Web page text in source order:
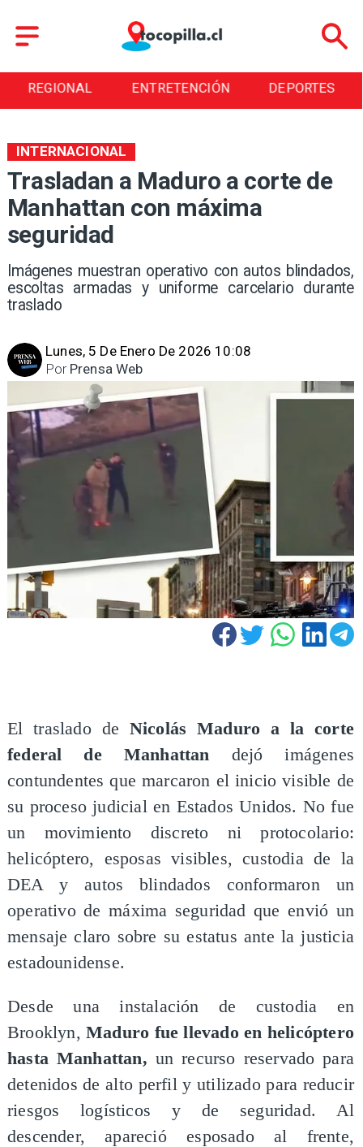
REGIONAL ENTRETENCIÓN DEPORTES
Trasladan a Maduro a corte de
Manhattan con máxima
seguridad
Imágenes muestran operativo con autos blindados,
escoltas armadas y uniforme carcelario durante
traslado
INTERNACIONAL
Lunes, 5 De Enero De 2026 10:08
Prensa Web
Por
El traslado de Nicolás Maduro a la corte
federal de Manhattan dejó imágenes
contundentes que marcaron el inicio visible de
su proceso judicial en Estados Unidos. No fue
un movimiento discreto ni protocolario:
helicóptero, esposas visibles, custodia de la
DEA y autos blindados conformaron un
operativo de máxima seguridad que envió un
mensaje claro sobre su estatus ante la justicia
estadounidense.
Desde una instalación de custodia en
Brooklyn,Maduro fue llevado en helicóptero
hasta Manhattan, un recurso reservado para
detenidos de alto perfil y utilizado para reducir
riesgos logísticos y de seguridad. Al
descender, apareció esposado al frente,